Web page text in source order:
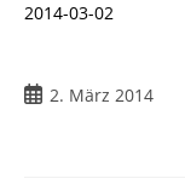
2014-03-02
Beitrag
2. März 2014